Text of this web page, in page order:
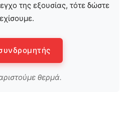
της εξουσίας, τότε δώστε
θερμά.